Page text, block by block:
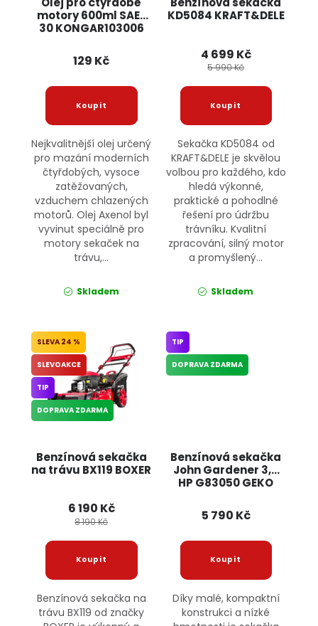
motory 600ml SAE-
30 KONGAR103006
129 Kč
Nejkvalitnější olej určený
pro mazání moderních
čtyřdobých, vysoce
zatěžovaných,
vzduchem chlazených
motorů. Olej Axenol byl
vyvinut speciálně pro
motory sekaček na
trávu,...
Skladem
KD5084 KRAFT&DELE
4 699 Kč
5 990 Kč
Sekačka KD5084 od
KRAFT&DELE je skvělou
volbou pro každého, kdo
hledá výkonné,
praktické a pohodlné
řešení pro údržbu
trávníku. Kvalitní
zpracování, silný motor
a promyšlený...
Skladem
Benzínová sekačka
na trávu BX119 BOXER
24 %
SLEVOAKCE
TIP
DOPRAVA ZDARMA
6 190 Kč
8 190 Kč
Benzínová sekačka na
trávu BX119 od značky
Benzínová sekačka
John Gardener 3,5
HP G83050 GEKO
TIP
DOPRAVA ZDARMA
5 790 Kč
Díky malé, kompaktní
konstrukci a nízké